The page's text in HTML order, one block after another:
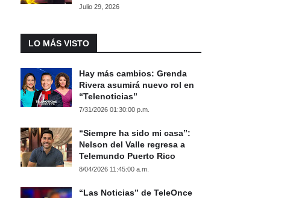
Julio 29, 2026
LO MÁS VISTO
Hay más cambios: Grenda
Rivera asumirá nuevo rol en
“Telenoticias”
7/31/2026 01:30:00 p.m.
“Siempre ha sido mi casa”:
Nelson del Valle regresa a
Telemundo Puerto Rico
8/04/2026 11:45:00 a.m.
“Las Noticias” de TeleOnce